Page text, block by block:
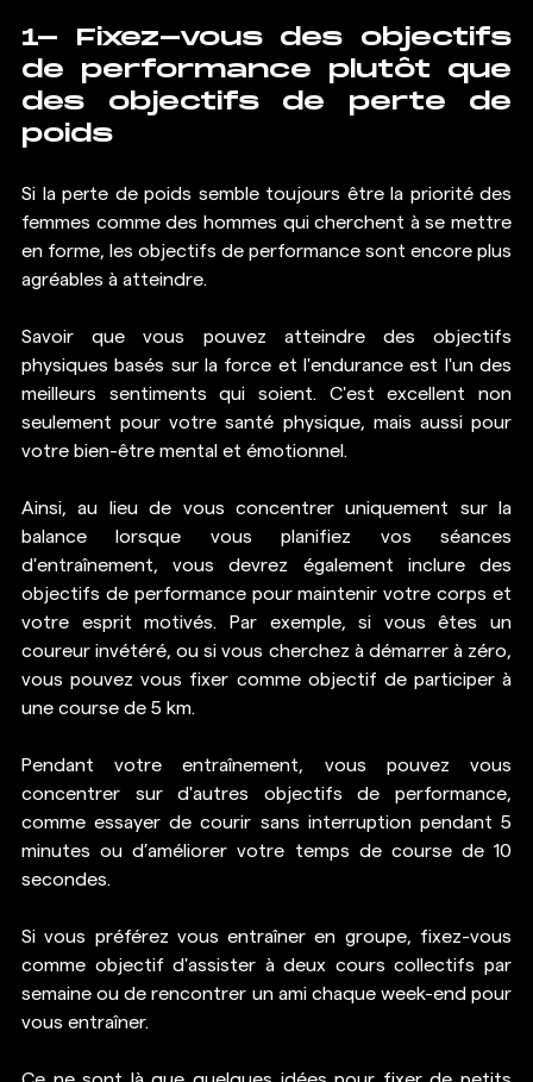
1- Fixez-vous des objectifs
de performance plutôt que
des objectifs de perte de
poids
Si la perte de poids semble toujours être la priorité des
femmes comme des hommes qui cherchent à se mettre
en forme, les objectifs de performance sont encore plus
agréables à atteindre.
Savoir que vous pouvez atteindre des objectifs
physiques basés sur la force et l'endurance est l'un des
meilleurs sentiments qui soient. C'est excellent non
seulement pour votre santé physique, mais aussi pour
votre bien-être mental et émotionnel.
Ainsi, au lieu de vous concentrer uniquement sur la
balance lorsque vous planifiez vos séances
d'entraînement, vous devrez également inclure des
objectifs de performance pour maintenir votre corps et
votre esprit motivés. Par exemple, si vous êtes un
coureur invétéré, ou si vous cherchez à démarrer à zéro,
vous pouvez vous fixer comme objectif de participer à
une course de 5 km.
Pendant votre entraînement, vous pouvez vous
concentrer sur d'autres objectifs de performance,
comme essayer de courir sans interruption pendant 5
minutes ou d’améliorer votre temps de course de 10
secondes.
Si vous préférez vous entraîner en groupe, fixez-vous
comme objectif d'assister à deux cours collectifs par
semaine ou de rencontrer un ami chaque week-end pour
vous entraîner.